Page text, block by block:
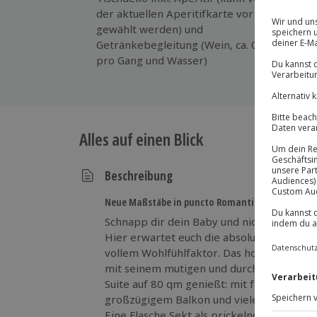
der aktuellen Aperitifkarte vor Ort
gewählt werden) und
Getränkebegleitung (Wein, ca. 0,1L
pro Gang und Wasser)
Alles auf einen Blick
Beschreibung
Neue Maßstäbe in puncto Romantik setzen!
Schnapp dir dein Baby und nichts wie los
Hier erwartet euch die absolut
vollem Wohlfühlfaktor. Das hochklassige
mit seinem mutigen und durchdachten
Suite auf 80 qm genießt: mit
großzügigem Balkon und vielem mehr,